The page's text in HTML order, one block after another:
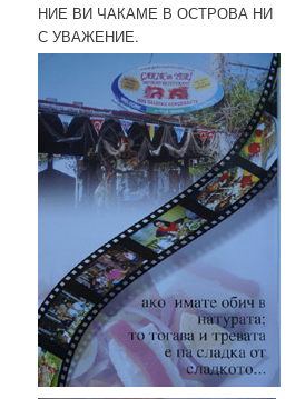
НИЕ ВИ ЧАКАМЕ В ОСТРОВА НИ
С УВАЖЕНИЕ.